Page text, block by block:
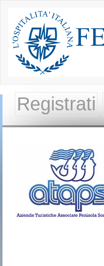
Registrati